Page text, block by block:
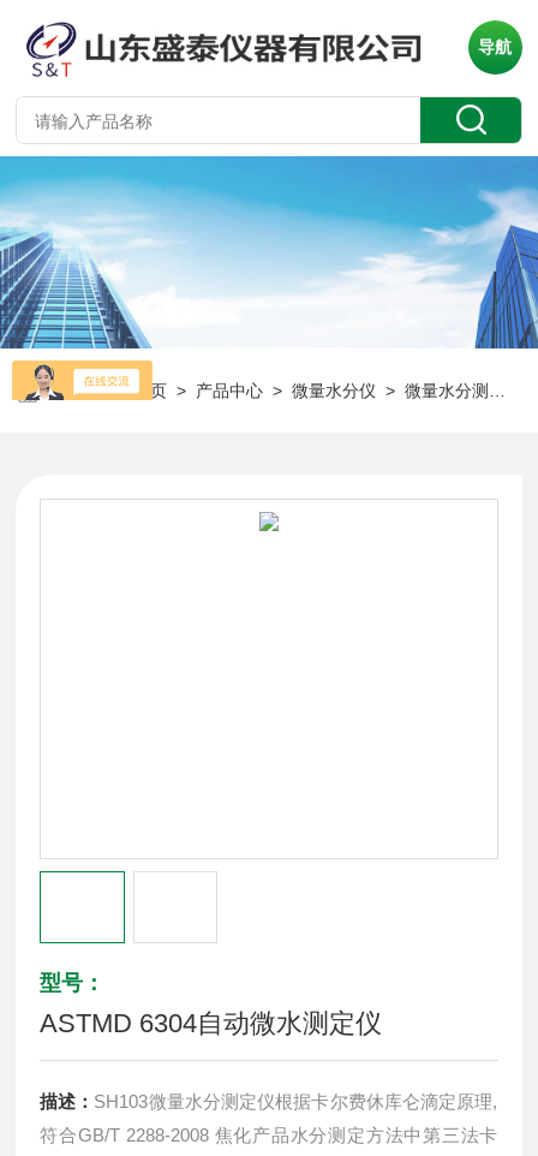
导航
当前位置：首页 > 产品中心 >微量水分仪 >微量水分测定仪
型号：
ASTMD 6304自动微水测定仪
描述： SH103微量水分测定仪根据卡尔费休库仑滴定原理,
符合GB/T 2288-2008 焦化产品水分测定方法中第三法卡